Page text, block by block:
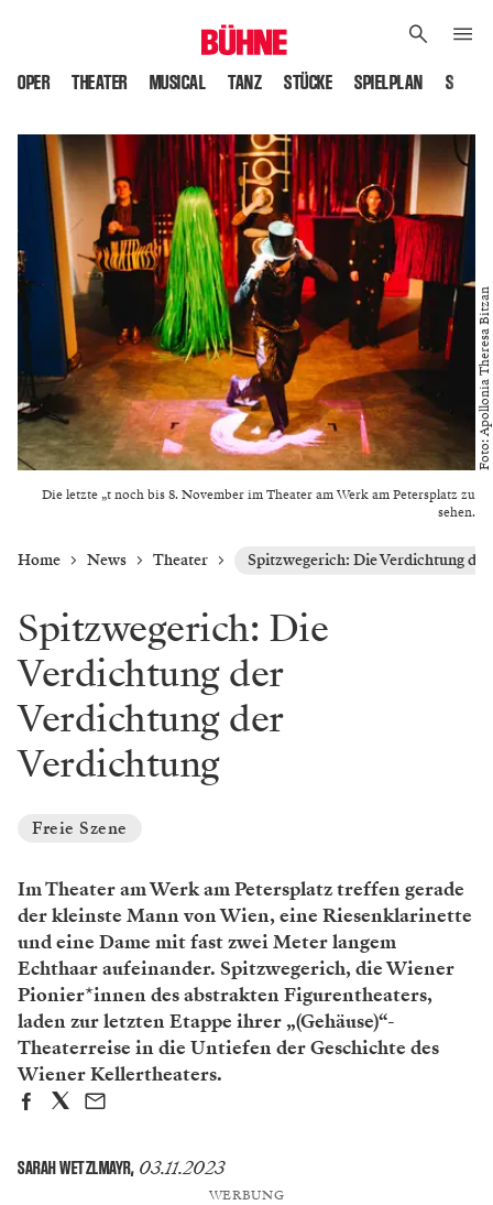
OPER THEATER MUSICAL TANZ STÜCKE SPIELPLAN
Die letzte „t noch bis 8. November im Theater am Werk am Petersplatz zu
sehen.
Foto: Apollonia Theresa Bitzan
Home News Theater Spitzwegerich: Die Verdichtung
Spitzwegerich: Die
Verdichtung der
Verdichtung der
Verdichtung
Freie Szene
Im Theater am Werk am Petersplatz treffen gerade
der kleinste Mann von Wien, eine Riesenklarinette
und eine Dame mit fast zwei Meter langem
Echthaar aufeinander. Spitzwegerich, die Wiener
Pionier*innen des abstrakten Figurentheaters,
laden zur letzten Etappe ihrer „(Gehäuse)“-
Theaterreise in die Untiefen der Geschichte des
Wiener Kellertheaters.
SARAH WETZLMAYR, 03.11.2023
WERBUNG